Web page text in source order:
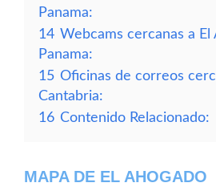
Panama:
14 Webcams cercanas a El
Panama:
15 Oficinas de correos
Cantabria:
16 Contenido Relacionado:
MAPA DE EL AHOGADO